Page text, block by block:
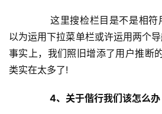
这里搜检栏目是不是相符
以为运用下拉菜单栏或许运用两个
事实上，我们照旧增添了用户推断
类实在太多了!
4、关于偕行我们该怎么办